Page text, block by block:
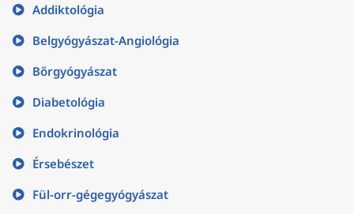
Addiktológia
Belgyógyászat-Angiológia
Bőrgyógyászat
Diabetológia
Endokrinológia
Érsebészet
Fül-orr-gégegyógyászat